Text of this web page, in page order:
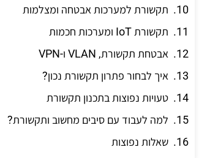
תקשורת למערכות אבטחה ומצלמות
תקשורת IoT ומערכות חכמות
אבטחת תקשורת, VLAN ו-VPN
איך לבחור פתרון תקשורת נכון?
טעויות נפוצות בתכנון תקשורת
למה לעבוד עם סיבים מחשוב ותקשורת?
שאלות נפוצות